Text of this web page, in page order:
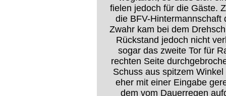
fielen jedoch für die Gäste.
die BFV-Hintermannschaft
Zwahr kam bei dem
Rückstand jedoch nicht
sogar das zweite Tor für
rechten Seite
Schuss aus spitzem
eher mit einer Eingabe
dem vom Dauerregen